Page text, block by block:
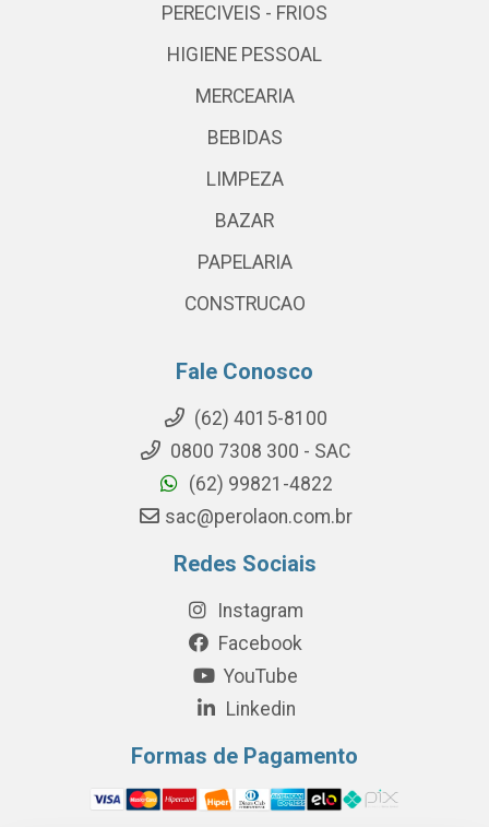
PERECIVEIS - FRIOS
HIGIENE PESSOAL
MERCEARIA
BEBIDAS
LIMPEZA
BAZAR
PAPELARIA
CONSTRUCAO
Fale Conosco
(62) 4015-8100
0800 7308 300 - SAC
(62) 99821-4822
sac@perolaon.com.br
Redes Sociais
Instagram
Facebook
YouTube
Linkedin
Formas de Pagamento